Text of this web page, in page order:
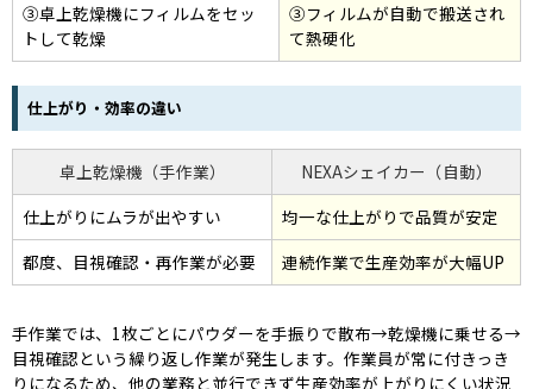
③卓上乾燥機にフィルムをセッ
トして乾燥
③フィルムが自動で搬送され
て熱硬化
仕上がり・効率の違い
卓上乾燥機（手作業）
NEXAシェイカー（自動）
仕上がりにムラが出やすい
均一な仕上がりで品質が安定
都度、目視確認・再作業が必要
連続作業で生産効率が大幅UP
手作業では、1枚ごとにパウダーを手振りで散布→乾燥機に乗せる→
目視確認という繰り返し作業が発生します。作業員が常に付きっき
りになるため、他の業務と並行できず生産効率が上がりにくい状況